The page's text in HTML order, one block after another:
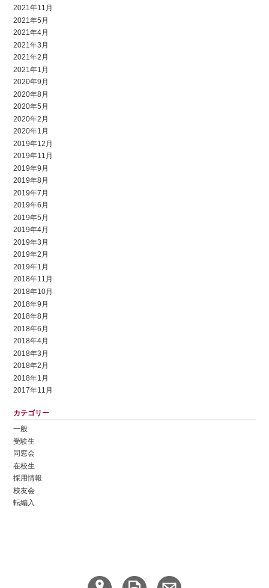
2021年11月
2021年5月
2021年4月
2021年3月
2021年2月
2021年1月
2020年9月
2020年8月
2020年5月
2020年2月
2020年1月
2019年12月
2019年11月
2019年9月
2019年8月
2019年7月
2019年6月
2019年5月
2019年4月
2019年3月
2019年2月
2019年1月
2018年11月
2018年10月
2018年9月
2018年8月
2018年6月
2018年4月
2018年3月
2018年2月
2018年1月
2017年11月
カテゴリー
一般
受験生
同窓会
在校生
採用情報
校友会
転編入